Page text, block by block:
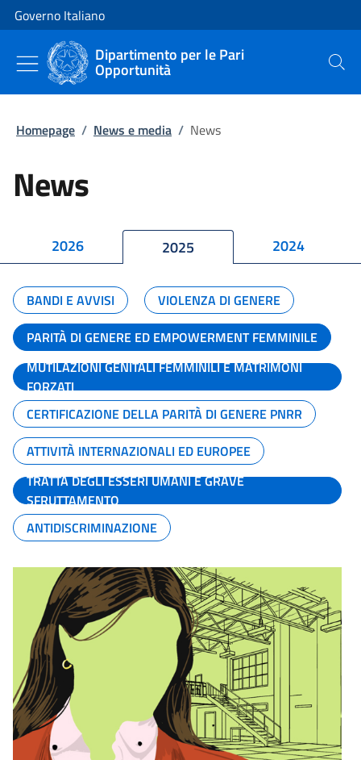
Vai al contenuto
Vai alla navigazione del sito
Governo Italiano
Dipartimento per le Pari
Opportunità Cerca
Homepage / News e media / News
News
2026 2025 2024
BANDI E AVVISI
VIOLENZA DI GENERE
PARITÀ DI GENERE ED EMPOWERMENT FEMMINILE
MUTILAZIONI GENITALI FEMMINILI E MATRIMONI
FORZATI
CERTIFICAZIONE DELLA PARITÀ DI GENERE PNRR
ATTIVITÀ INTERNAZIONALI ED EUROPEE
TRATTA DEGLI ESSERI UMANI E GRAVE
SFRUTTAMENTO
ANTIDISCRIMINAZIONE